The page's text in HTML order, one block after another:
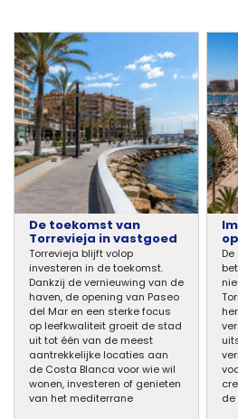
De toekomst van
Torrevieja in vastgoed
Torrevieja blijft volop
investeren in de toekomst.
Dankzij de vernieuwing van de
haven, de opening van Paseo
del Mar en een sterke focus
op leefkwaliteit groeit de stad
uit tot één van de meest
aantrekkelijke locaties aan
de Costa Blanca voor wie wil
wonen, investeren of genieten
van het mediterrane